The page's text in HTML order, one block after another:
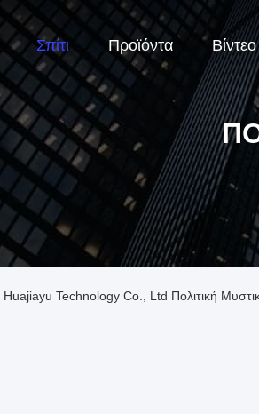
Σπίτι Προϊόντα Βίντεο
Technology Co., Ltd Πολιτική